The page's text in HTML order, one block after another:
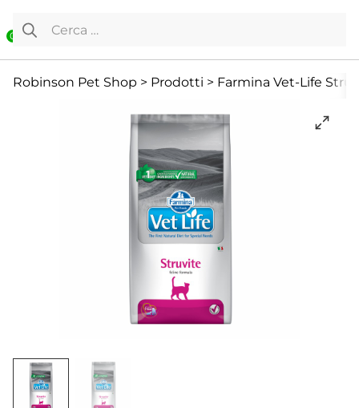
0
Ricerca per:
Robinson Pet Shop > Prodotti > Farmina Vet-Life